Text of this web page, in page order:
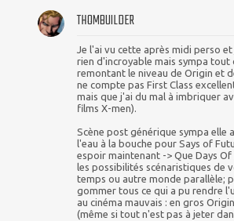
THOMBUILDER
Je l'ai vu cette après midi perso et
rien d'incroyable mais sympa tout
remontant le niveau de Origin et
ne compte pas First Class
mais que j'ai du mal à imbriquer
films X-men).
Scène post générique sympa elle
l'eau à la bouche pour Says of
espoir maintenant -> Que Days Of
les possibilités scénaristiques de
temps ou autre monde parallèle;
gommer tous ce qui a pu rendre
au cinéma mauvais : en gros
(même si tout n'est pas à jeter